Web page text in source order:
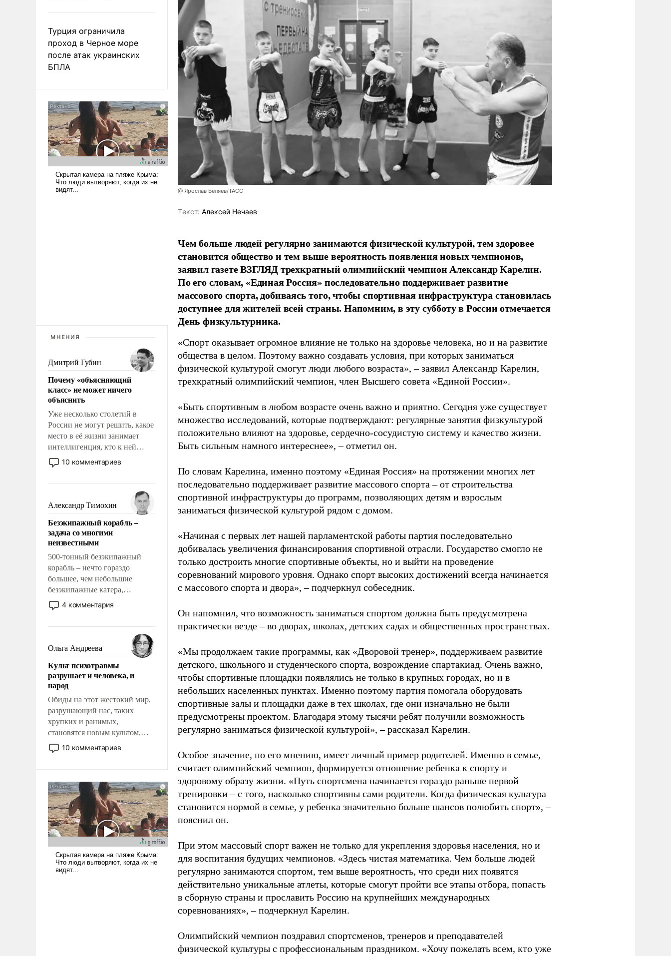
Турция ограничила
проход в Черное море
после атак украинских
БПЛА
МНЕНИЯ
Дмитрий Губин
Почему «объясняющий
класс» не может ничего
объяснить
Уже несколько столетий в
России не могут решить, какое
место в её жизни занимает
интеллигенция, кто к ней
принадлежит, а кого из неё
исключили с правом
чем она отличается от просто
образованных людей. Иногда
казалось, что эти вопросы
решены раз и навсегда, но –
нет, не решены.
10 комментариев
Александр Тимохин
Безэкипажный корабль –
задача со многими
неизвестными
500-тонный безэкипажный
корабль – нечто гораздо
большее, чем небольшие
безэкипажные катера,
применение которых уже
стало обыденностью. Задача по
сложна и амбициозна. Однако
и ее реализация радикально
поднимет наши боевые
возможности.
4 комментария
Ольга Андреева
Культ психотравмы
разрушает и человека, и
народ
Обиды на этот жестокий мир,
разрушающий нас, таких
хрупких и ранимых,
становятся новым культом,
постепенно вытесняя и
отменяя традиционное
ударами судьбы, брать на себя
ответственность, помогать
слабым, идти вперед и
адаптироваться.
10 комментариев
@ Ярослав Беляев/ТАСС
Tекст: Алексей Нечаев
Чем больше людей регулярно занимаются физической культурой, тем здоровее
становится общество и тем выше вероятность появления новых чемпионов,
заявил газете ВЗГЛЯД трехкратный олимпийский чемпион Александр Карелин.
По его словам, «Единая Россия» последовательно поддерживает развитие
массового спорта, добиваясь того, чтобы спортивная инфраструктура становилась
доступнее для жителей всей страны. Напомним, в эту субботу в России отмечается
День физкультурника.
«Спорт оказывает огромное влияние не только на здоровье человека, но и на развитие
общества в целом. Поэтому важно создавать условия, при которых заниматься
физической культурой смогут люди любого возраста», – заявил Александр Карелин,
трехкратный олимпийский чемпион, член Высшего совета «Единой России».
«Быть спортивным в любом возрасте очень важно и приятно. Сегодня уже существует
множество исследований, которые подтверждают: регулярные занятия физкультурой
положительно влияют на здоровье, сердечно-сосудистую систему и качество жизни.
Быть сильным намного интереснее», – отметил он.
По словам Карелина, именно поэтому «Единая Россия» на протяжении многих лет
последовательно поддерживает развитие массового спорта – от строительства
спортивной инфраструктуры до программ, позволяющих детям и взрослым
заниматься физической культурой рядом с домом.
«Начиная с первых лет нашей парламентской работы партия последовательно
добивалась увеличения финансирования спортивной отрасли. Государство смогло не
только достроить многие спортивные объекты, но и выйти на проведение
соревнований мирового уровня. Однако спорт высоких достижений всегда начинается
с массового спорта и двора», – подчеркнул собеседник.
Он напомнил, что возможность заниматься спортом должна быть предусмотрена
практически везде – во дворах, школах, детских садах и общественных пространствах.
«Мы продолжаем такие программы, как «Дворовой тренер», поддерживаем развитие
детского, школьного и студенческого спорта, возрождение спартакиад. Очень важно,
чтобы спортивные площадки появлялись не только в крупных городах, но и в
небольших населенных пунктах. Именно поэтому партия помогала оборудовать
спортивные залы и площадки даже в тех школах, где они изначально не были
предусмотрены проектом. Благодаря этому тысячи ребят получили возможность
регулярно заниматься физической культурой», – рассказал Карелин.
Особое значение, по его мнению, имеет личный пример родителей. Именно в семье,
считает олимпийский чемпион, формируется отношение ребенка к спорту и
здоровому образу жизни. «Путь спортсмена начинается гораздо раньше первой
тренировки – с того, насколько спортивны сами родители. Когда физическая культура
становится нормой в семье, у ребенка значительно больше шансов полюбить спорт», –
пояснил он.
При этом массовый спорт важен не только для укрепления здоровья населения, но и
для воспитания будущих чемпионов. «Здесь чистая математика. Чем больше людей
регулярно занимаются спортом, тем выше вероятность, что среди них появятся
действительно уникальные атлеты, которые смогут пройти все этапы отбора, попасть
в сборную страны и прославить Россию на крупнейших международных
соревнованиях», – подчеркнул Карелин.
Олимпийский чемпион поздравил спортсменов, тренеров и преподавателей
физической культуры с профессиональным праздником. «Хочу пожелать всем, кто уже